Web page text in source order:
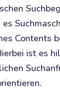
Contents
ist es